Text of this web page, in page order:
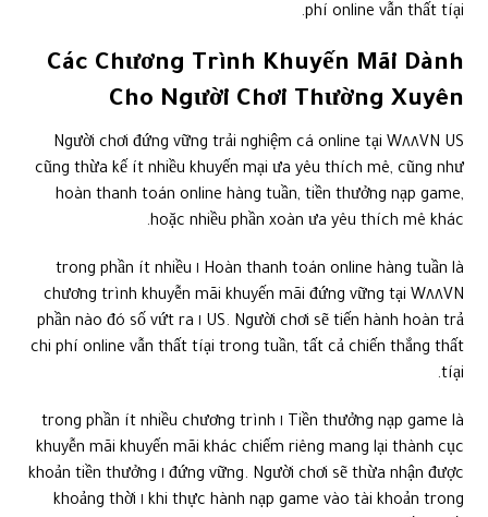
phí online vẫn thất tíại.
Các Chương Trình Khuyến Mãi Dành
Cho Người Chơi Thường Xuyên
Người chơi đứng vững trải nghiệm cá online tại W٨٨VN US
cũng thừa kế ít nhiều khuyến mại ưa yêu thích mê, cũng như
hoàn thanh toán online hàng tuần, tiền thưởng nạp game,
hoặc nhiều phần xoàn ưa yêu thích mê khác.
Hoàn thanh toán online hàng tuần là ١ trong phần ít nhiều
chương trình khuyễn mãi khuyến mãi đứng vững tại W٨٨VN
US. Người chơi sẽ tiến hành hoàn trả ١ phần nào đó số vứt ra
chi phí online vẫn thất tíại trong tuần, tất cả chiến thắng thất
tíại.
Tiền thưởng nạp game là ١ trong phần ít nhiều chương trình
khuyễn mãi khuyến mãi khác chiếm riêng mang lại thành cục
đứng vững. Người chơi sẽ thừa nhận được ١ khoản tiền thưởng
khi thực hành nạp game vào tài khoản trong ١ khoảng thời